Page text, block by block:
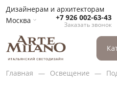
Дизайнерам и архитекторам
Москва
+7 926 002-63-43
Заказать звонок
Главная Освещение